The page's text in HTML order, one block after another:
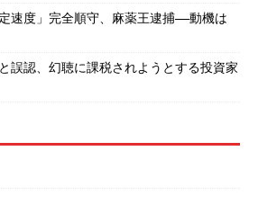
速度」完全順守、麻薬王逮捕――動機は
誤認、幻聴に課税されようとする投資家